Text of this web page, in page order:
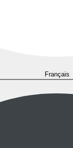
Français